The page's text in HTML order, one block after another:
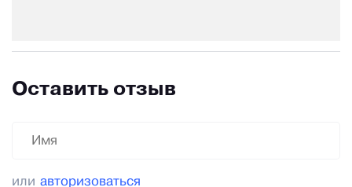
Оставить отзыв
или авторизоваться